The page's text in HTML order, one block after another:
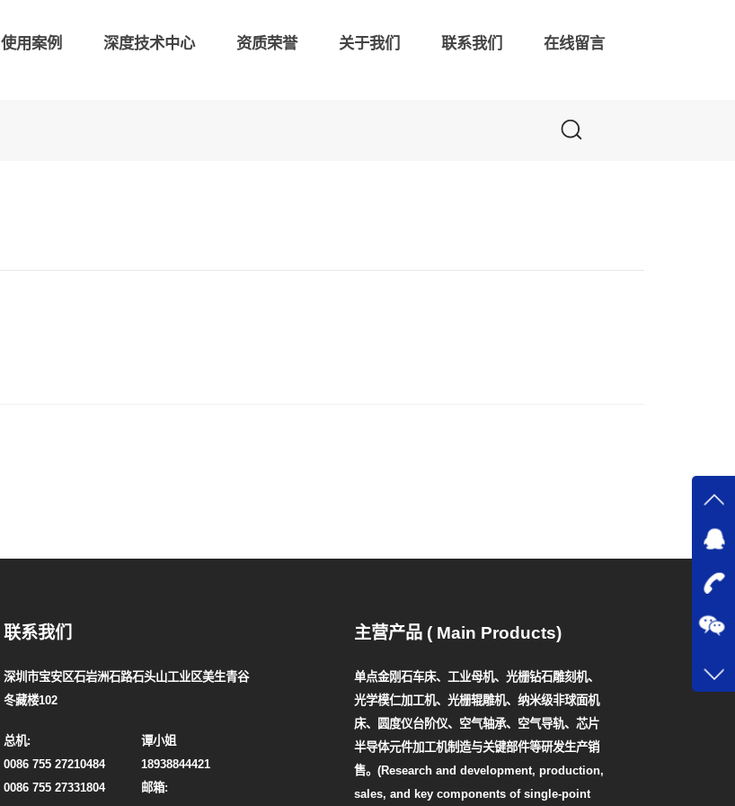
使用案例 深度技术中心 资质荣誉 关于我们 联系我们 在线留言
联系我们
深圳市宝安区石岩洲石路石头山工业区美生青谷
冬藏楼102
总机:
谭小姐
0086 755 27210484
18938844421
0086 755 27331804
邮箱:
主营产品 ( Main Products)
单点金刚石车床、工业母机、光栅钻石雕刻机、
光学模仁加工机、光栅辊雕机、纳米级非球面机
床、圆度仪台阶仪、空气轴承、空气导轨、芯片
半导体元件加工机制造与关键部件等研发生产销
售。(Research and development, production,
sales, and key components of single-point